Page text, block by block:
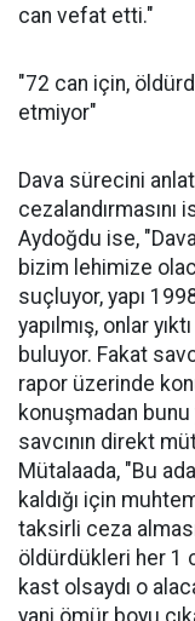
can vefat etti."
"72 can için,
etmiyor"
Dava sürecini
Aydoğdu ise,
bizim lehimize
suçluyor, yapı
yapılmış, onlar
buluyor. Fakat
rapor üzerinde
konuşmadan bunu
savcının direkt
Mütalaada, "Bu
kaldığı için
taksirli ceza
öldürdükleri her 1
kast olsaydı o
yani ömür boyu